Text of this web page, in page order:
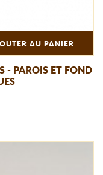
AU PANIER
- PAROIS ET FOND